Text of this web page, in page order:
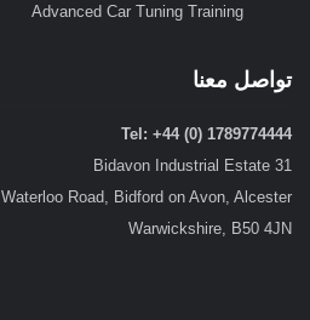
Advanced Car Tuning Training
تواصل معنا
Tel: +44 (0) 1789774444
31 Bidavon Industrial Estate
Waterloo Road, Bidford on Avon, Alcester
Warwickshire, B50 4JN